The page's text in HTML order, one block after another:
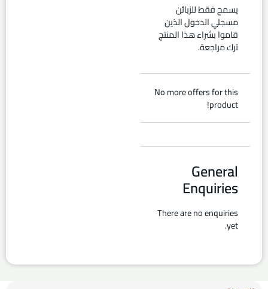
يسمح فقط للزبائن
مسجلي الدخول الذين
قاموا بشراء هذا المنتج
ترك مراجعة.
No more offers for this
product!
General
Enquiries
There are no enquiries
yet.